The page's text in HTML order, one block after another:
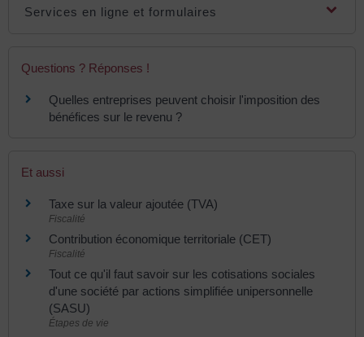
Services en ligne et formulaires
Questions ? Réponses !
Quelles entreprises peuvent choisir l'imposition des
bénéfices sur le revenu ?
Et aussi
Taxe sur la valeur ajoutée (TVA)
Fiscalité
Contribution économique territoriale (CET)
Fiscalité
Tout ce qu'il faut savoir sur les cotisations sociales
d'une société par actions simplifiée unipersonnelle
(SASU)
Étapes de vie